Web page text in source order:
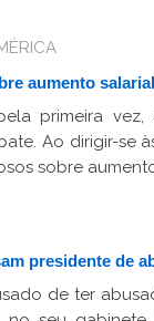
aumento salarial
primeira
Ao dirigir-se
sobre
presidente de
de ter